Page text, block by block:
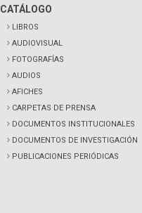
CATÁLOGO
LIBROS
AUDIOVISUAL
FOTOGRAFÍAS
AUDIOS
AFICHES
CARPETAS DE PRENSA
DOCUMENTOS INSTITUCIONALES
DOCUMENTOS DE INVESTIGACIÓN
PUBLICACIONES PERIÓDICAS